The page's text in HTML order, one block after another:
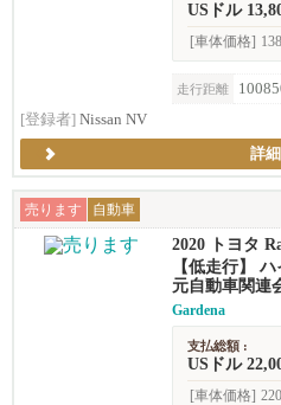
USドル
[車体価格]
走行距離
[登録者] Nissan NV
詳細
売ります 自動車
2020 トヨタ
【低走行】
元自動車関連
Gardena
支払総額 :
USドル
[車体価格]